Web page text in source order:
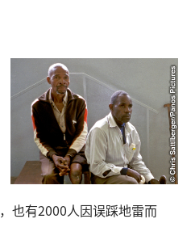
， 也有2000人因误踩地雷而